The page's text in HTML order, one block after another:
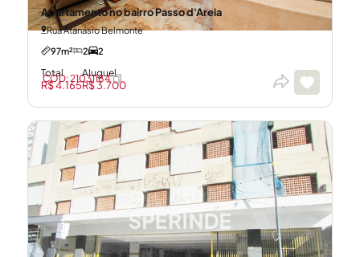
Apartamento no bairro Passo d'Areia
Rua Atanásio Belmonte
97m²
2 2
Total
R$ 4.165
Aluguel
R$ 3.700
CÓD: 21031184